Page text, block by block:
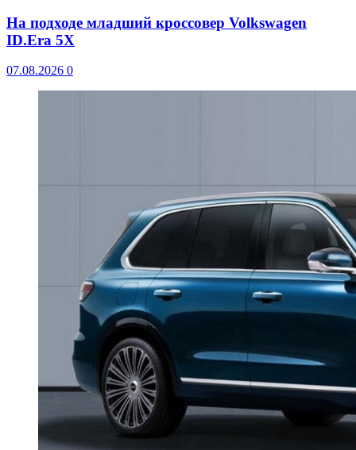
На подходе младший кроссовер Volkswagen
ID.Era 5X
07.08.2026 0